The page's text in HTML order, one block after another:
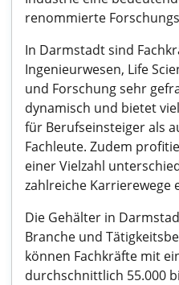
renommierte
In Darmstadt sind
Ingenieurwesen, Life
und Forschung sehr
dynamisch und bietet
für Berufseinsteiger als
Fachleute. Zudem
einer Vielzahl
zahlreiche Karrierewege
Die Gehälter in
Branche und
können Fachkräfte mit
durchschnittlich 55.000